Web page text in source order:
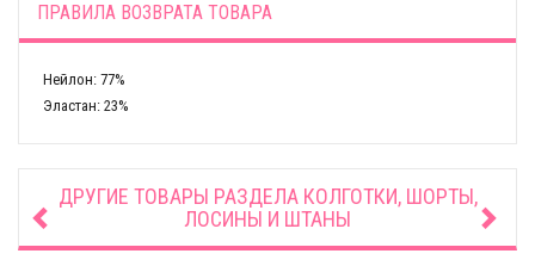
ПРАВИЛА ВОЗВРАТА ТОВАРА
Нейлон: 77%
Эластан: 23%
ДРУГИЕ ТОВАРЫ РАЗДЕЛА КОЛГОТКИ, ШОРТЫ,
ЛОСИНЫ И ШТАНЫ